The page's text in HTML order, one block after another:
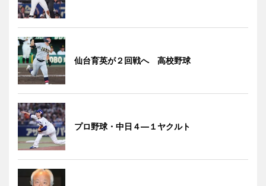
仙台育英が２回戦へ 高校野球
プロ野球・中日４―１ヤクルト